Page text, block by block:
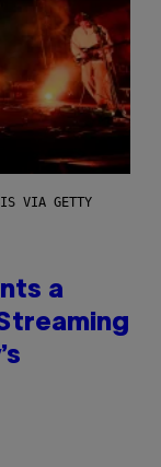
VIA GETTY
a